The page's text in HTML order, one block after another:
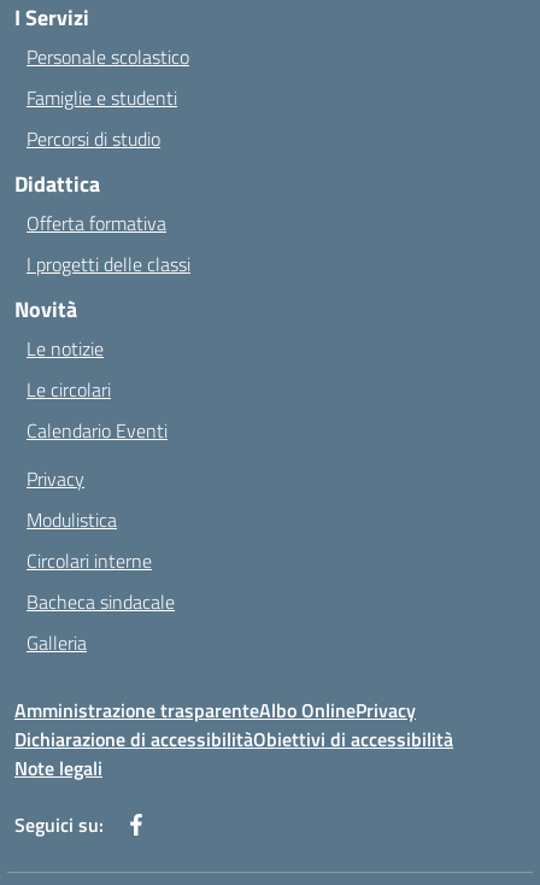
I Servizi
Personale scolastico
Famiglie e studenti
Percorsi di studio
Didattica
Offerta formativa
I progetti delle classi
Novità
Le notizie
Le circolari
Calendario Eventi
Privacy
Modulistica
Circolari interne
Bacheca sindacale
Galleria
Amministrazione trasparenteAlbo OnlinePrivacy
Dichiarazione di accessibilitàObiettivi di accessibilità
Note legali
Seguici su: